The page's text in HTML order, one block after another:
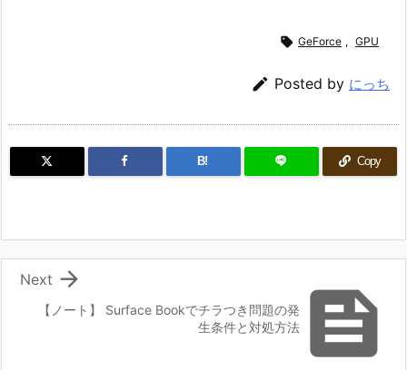
 GeForce , GPU
 Posted by にっち
B! Copy

【ノート】 Surface Bookでチラつき問題の発
生条件と対処方法

Next